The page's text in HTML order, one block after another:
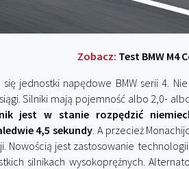
Zobacz: Test BMW M4
jednostki napędowe BMW serii 4.
Silniki mają pojemność albo 2,0-
jest w stanie rozpędzić
4,5 sekundy . A przecież
Nowością jest zastosowanie
silnikach wysokoprężnych.